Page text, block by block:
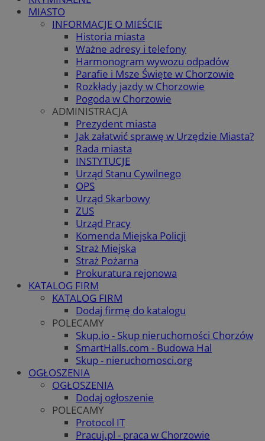
MIASTO
INFORMACJE O MIEŚCIE
Historia miasta
Ważne adresy i telefony
Harmonogram wywozu odpadów
Parafie i Msze Święte w Chorzowie
Rozkłady jazdy w Chorzowie
Pogoda w Chorzowie
ADMINISTRACJA
Prezydent miasta
Jak załatwić sprawę w Urzędzie Miasta?
Rada miasta
INSTYTUCJE
Urząd Stanu Cywilnego
OPS
Urząd Skarbowy
ZUS
Urząd Pracy
Komenda Miejska Policji
Straż Miejska
Straż Pożarna
Prokuratura rejonowa
KATALOG FIRM
KATALOG FIRM
Dodaj firmę do katalogu
POLECAMY
Skup.io - Skup nieruchomości Chorzów
SmartHalls.com - Budowa Hal
Skup - nieruchomosci.org
OGŁOSZENIA
OGŁOSZENIA
Dodaj ogłoszenie
POLECAMY
Protocol IT
Pracuj.pl - praca w Chorzowie